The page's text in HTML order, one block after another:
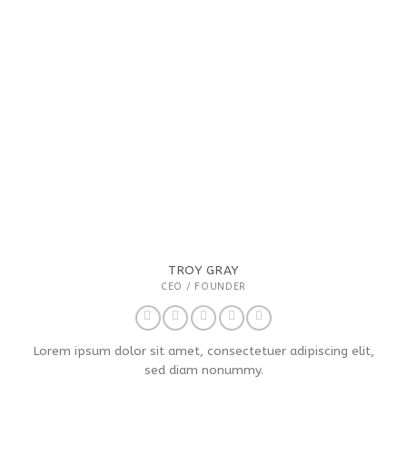
TROY GRAY
CEO / FOUNDER
Lorem ipsum dolor sit amet, consectetuer adipiscing elit,
sed diam nonummy.